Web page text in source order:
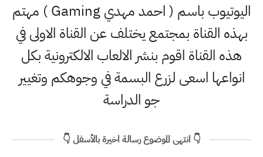
اليوتيوب باسم ( احمد مهدي Gaming ) مهتم
بهذه القناة بمجتمع يختلف عن القناة الاولى في
هذه القناة اقوم بنشر الالعاب الالكترونية بكل
انواعها اسعى لزرع البسمة في وجوهكم وتغيير
جو الدراسة
👇 انتهى الموضوع رسالة اخيرة بالأسفل 👇